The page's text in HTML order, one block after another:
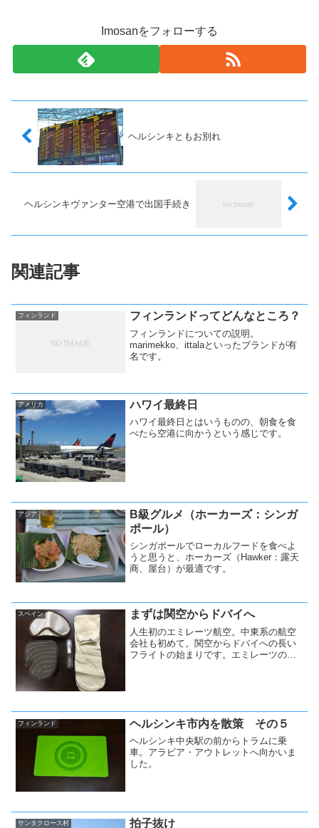
Imosanをフォローする
ヘルシンキともお別れ
ヘルシンキヴァンター空港で出国手続き
関連記事
フィンランド フィンランドってどんなところ？
フィンランドについての説明。
marimekko、ittalaといったブランドが有
名です。
アメリカ ハワイ最終日
ハワイ最終日とはいうものの、朝食を食
べたら空港に向かうという感じです。
アジア
B級グルメ（ホーカーズ：シンガ
ポール）
シンガポールでローカルフードを食べよ
うと思うと、ホーカーズ（Hawker：露天
商、屋台）が最適です。
スペイン まずは関空からドバイへ
人生初のエミレーツ航空。中東系の航空
会社も初めて。関空からドバイへの長い
フライトの始まりです。エミレーツの機
フィンランド ヘルシンキ市内を散策 その５
ヘルシンキ中央駅の前からトラムに乗
車。アラビア・アウトレットへ向かいま
した。
サンタクロース村 拍子抜け